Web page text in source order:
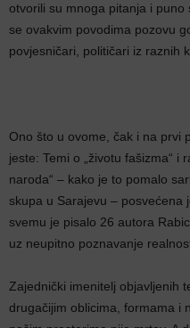
otvorili su mnoga pitanja i
se ovakvim povodima pozovu
povjesničari, političari iz raznih
Ono što u ovome, čak i na prvi
jeste: Temi o „životu fašizma“ i
naroda“ – kako je to pomalo
skupa u Sarajevu – posvećena
svemu je pisalo 26 autora
uz neupitno poznavanje
Zajednički imenitelj objavljenih
drugačijim oblicima, formama i